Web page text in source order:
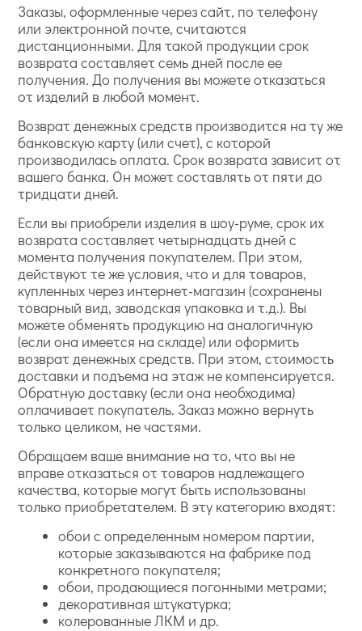
Заказы, оформленные через сайт, по телефону
или электронной почте, считаются
дистанционными. Для такой продукции срок
возврата составляет семь дней после ее
получения. До получения вы можете отказаться
от изделий в любой момент.
Возврат денежных средств производится на ту же
банковскую карту (или счет), с которой
производилась оплата. Срок возврата зависит от
вашего банка. Он может составлять от пяти до
тридцати дней.
Если вы приобрели изделия в шоу-руме, срок их
возврата составляет четырнадцать дней с
момента получения покупателем. При этом,
действуют те же условия, что и для товаров,
купленных через интернет-магазин (сохранены
товарный вид, заводская упаковка и т.д.). Вы
можете обменять продукцию на аналогичную
(если она имеется на складе) или оформить
возврат денежных средств. При этом, стоимость
доставки и подъема на этаж не компенсируется.
Обратную доставку (если она необходима)
оплачивает покупатель. Заказ можно вернуть
только целиком, не частями.
Обращаем ваше внимание на то, что вы не
вправе отказаться от товаров надлежащего
качества, которые могут быть использованы
только приобретателем. В эту категорию входят:
обои с определенным номером партии,
которые заказываются на фабрике под
конкретного покупателя;
обои, продающиеся погонными метрами;
декоративная штукатурка;
колерованные ЛКМ и др.